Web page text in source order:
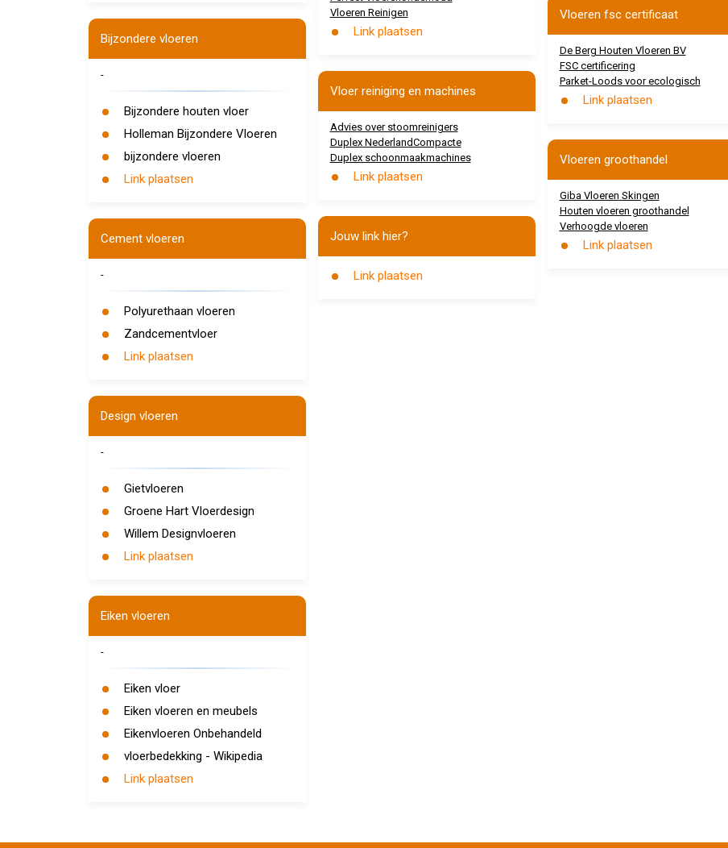
Bijzondere vloeren
-
Bijzondere houten vloer
Holleman Bijzondere Vloeren
bijzondere vloeren
Link plaatsen
Cement vloeren
-
Polyurethaan vloeren
Zandcementvloer
Link plaatsen
Design vloeren
-
Gietvloeren
Groene Hart Vloerdesign
Willem Designvloeren
Link plaatsen
Eiken vloeren
-
Eiken vloer
Eiken vloeren en meubels
Eikenvloeren Onbehandeld
vloerbedekking - Wikipedia
Link plaatsen
Vloeren Reinigen
Link plaatsen
Vloer reiniging en machines
Advies over stoomreinigers
Duplex NederlandCompacte
Duplex schoonmaakmachines
Link plaatsen
Jouw link hier?
Link plaatsen
Vloeren fsc certificaat
De Berg Houten Vloeren BV
FSC certificering
Parket-Loods voor ecologisch
Link plaatsen
Vloeren groothandel
Giba Vloeren Skingen
Houten vloeren groothandel
Verhoogde vloeren
Link plaatsen